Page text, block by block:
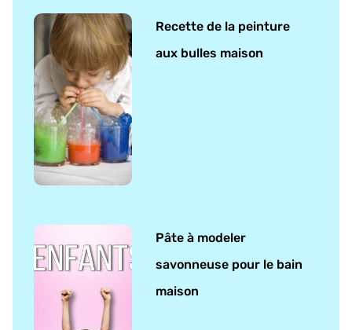
Recette de la peinture
aux bulles maison
Pâte à modeler
savonneuse pour le bain
maison